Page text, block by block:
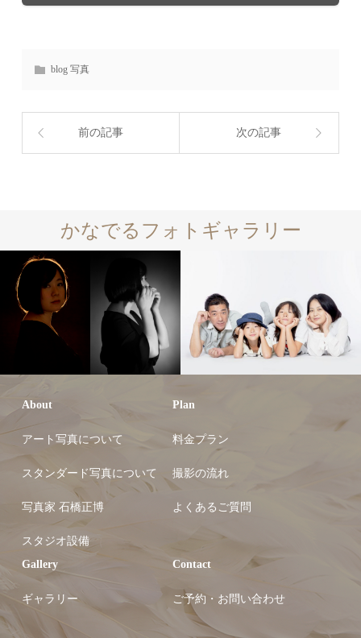
blog 写真
前の記事 次の記事
かなでるフォトギャラリー
About
アート写真について
スタンダード写真について
写真家 石橋正博
スタジオ設備
Plan
料金プラン
撮影の流れ
よくあるご質問
Gallery
ギャラリー
Contact
ご予約・お問い合わせ